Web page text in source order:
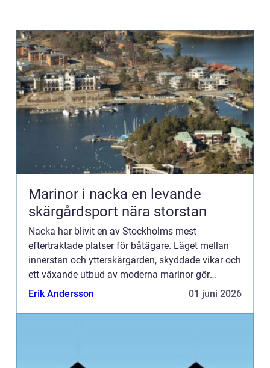
Marinor i nacka en levande
skärgårdsport nära storstan
Nacka har blivit en av Stockholms mest
eftertraktade platser för båtägare. Läget mellan
innerstan och ytterskärgården, skyddade vikar och
ett växande utbud av moderna marinor gör
området unikt. Här möts vardagslogistik, fritid och
Erik Andersson 01 juni 2026